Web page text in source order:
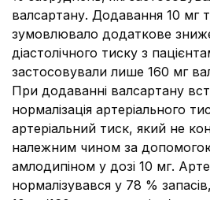
валсартану. Додавання 10 мг
зумовлювало додаткове
діастолічного тиску з
застосовували лише 160 мг
При додаванні валсартану
нормалізація артеріального
артеріальний тиск, який не
належним чином за
амлодипіном у дозі 10 мг.
нормалізувався у 78 %